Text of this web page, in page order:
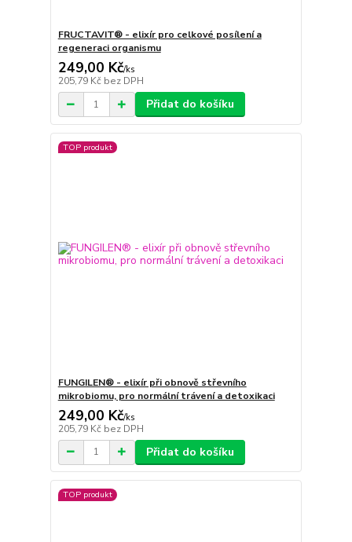
FRUCTAVIT® - elixír pro celkové posílení a
regeneraci organismu
249,00 Kč/ks
205,79 Kč bez DPH
Přidat do košíku
TOP produkt
FUNGILEN® - elixír při obnově střevního
mikrobiomu, pro normální trávení a detoxikaci
249,00 Kč/ks
205,79 Kč bez DPH
Přidat do košíku
TOP produkt